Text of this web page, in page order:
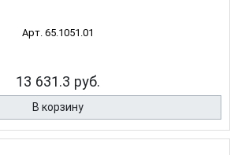
Арт. 65.1051.01
13 631.3 руб.
В корзину